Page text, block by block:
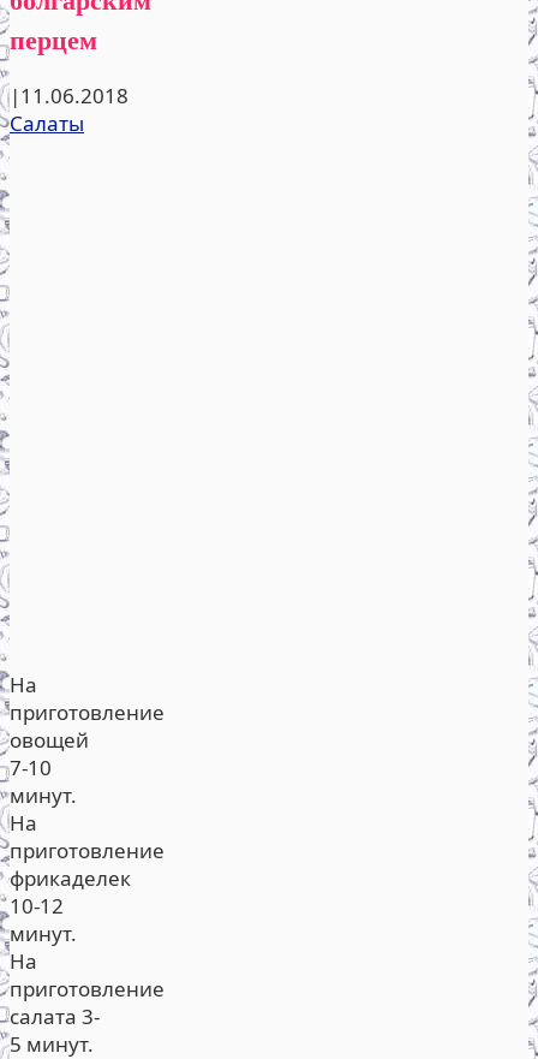
перцем
|11.06.2018
Салаты
На
приготовление
овощей
7-10
минут.
На
приготовление
фрикаделек
10-12
минут.
На
приготовление
салата 3-
5 минут.